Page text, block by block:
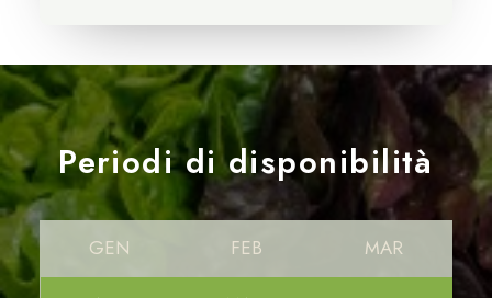
Periodi di disponibilità
GEN FEB MAR